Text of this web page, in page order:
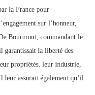
la France pour
sur l’honneur,
Bourmont, commandant le
garantissait la liberté des
propriétés, leur industrie,
leur assurait également qu’il